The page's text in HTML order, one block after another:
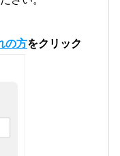
の方をクリック